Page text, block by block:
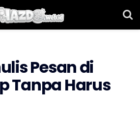
Pesan di
Tanpa Harus